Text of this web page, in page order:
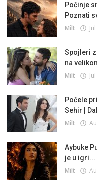
Počinje
Poznati
Milt
Spojleri
na
Milt
Počele
Sehir |
Milt
Aybuke
je u igri...
Milt